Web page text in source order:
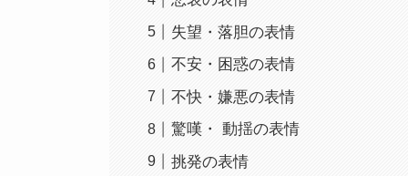
失望・落胆の表情
不安・困惑の表情
不快・嫌悪の表情
驚嘆・ 動揺の表情
挑発の表情